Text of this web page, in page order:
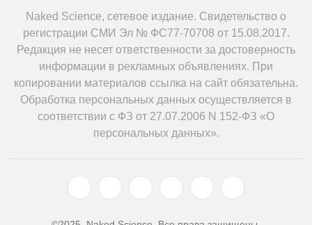
Naked Science, сетевое издание. Свидетельство о
регистрации СМИ Эл № ФС77-70708 от 15.08.2017.
Редакция не несет ответственности за достоверность
информации в рекламных объявлениях. При
копировании материалов ссылка на сайт обязательна.
Обработка персональных данных осуществляется в
соответствии с ФЗ от 27.07.2006 N 152-ФЗ «О
персональных данных».